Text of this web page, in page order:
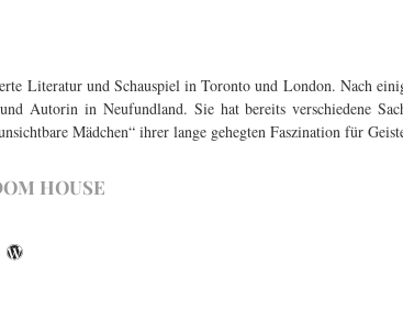
Literatur und Schauspiel in Toronto und London. Nach
Autorin in Neufundland. Sie hat bereits verschiedene
Mädchen“ ihrer lange gehegten Faszination für
HOUSE